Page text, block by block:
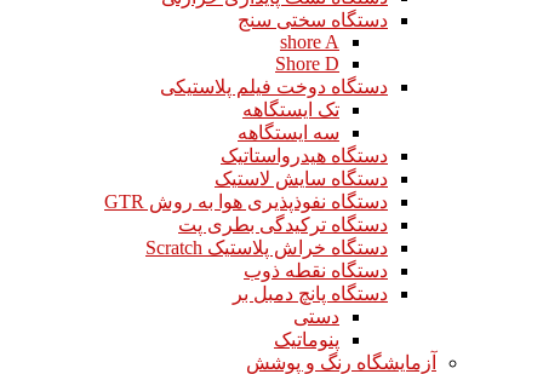
دستگاه سختی سنج
shore A
Shore D
دستگاه دوخت فیلم پلاستیکی
تک ایستگاهه
سه ایستگاهه
دستگاه هیدرواستاتیک
دستگاه سایش لاستیک
دستگاه نفوذپذیری هوا به روش GTR
دستگاه ترکیدگی بطری پت
دستگاه خراش پلاستیک Scratch
دستگاه نقطه ذوب
دستگاه پانچ دمبل بر
دستی
پنوماتیک
آزمایشگاه رنگ و پوشش